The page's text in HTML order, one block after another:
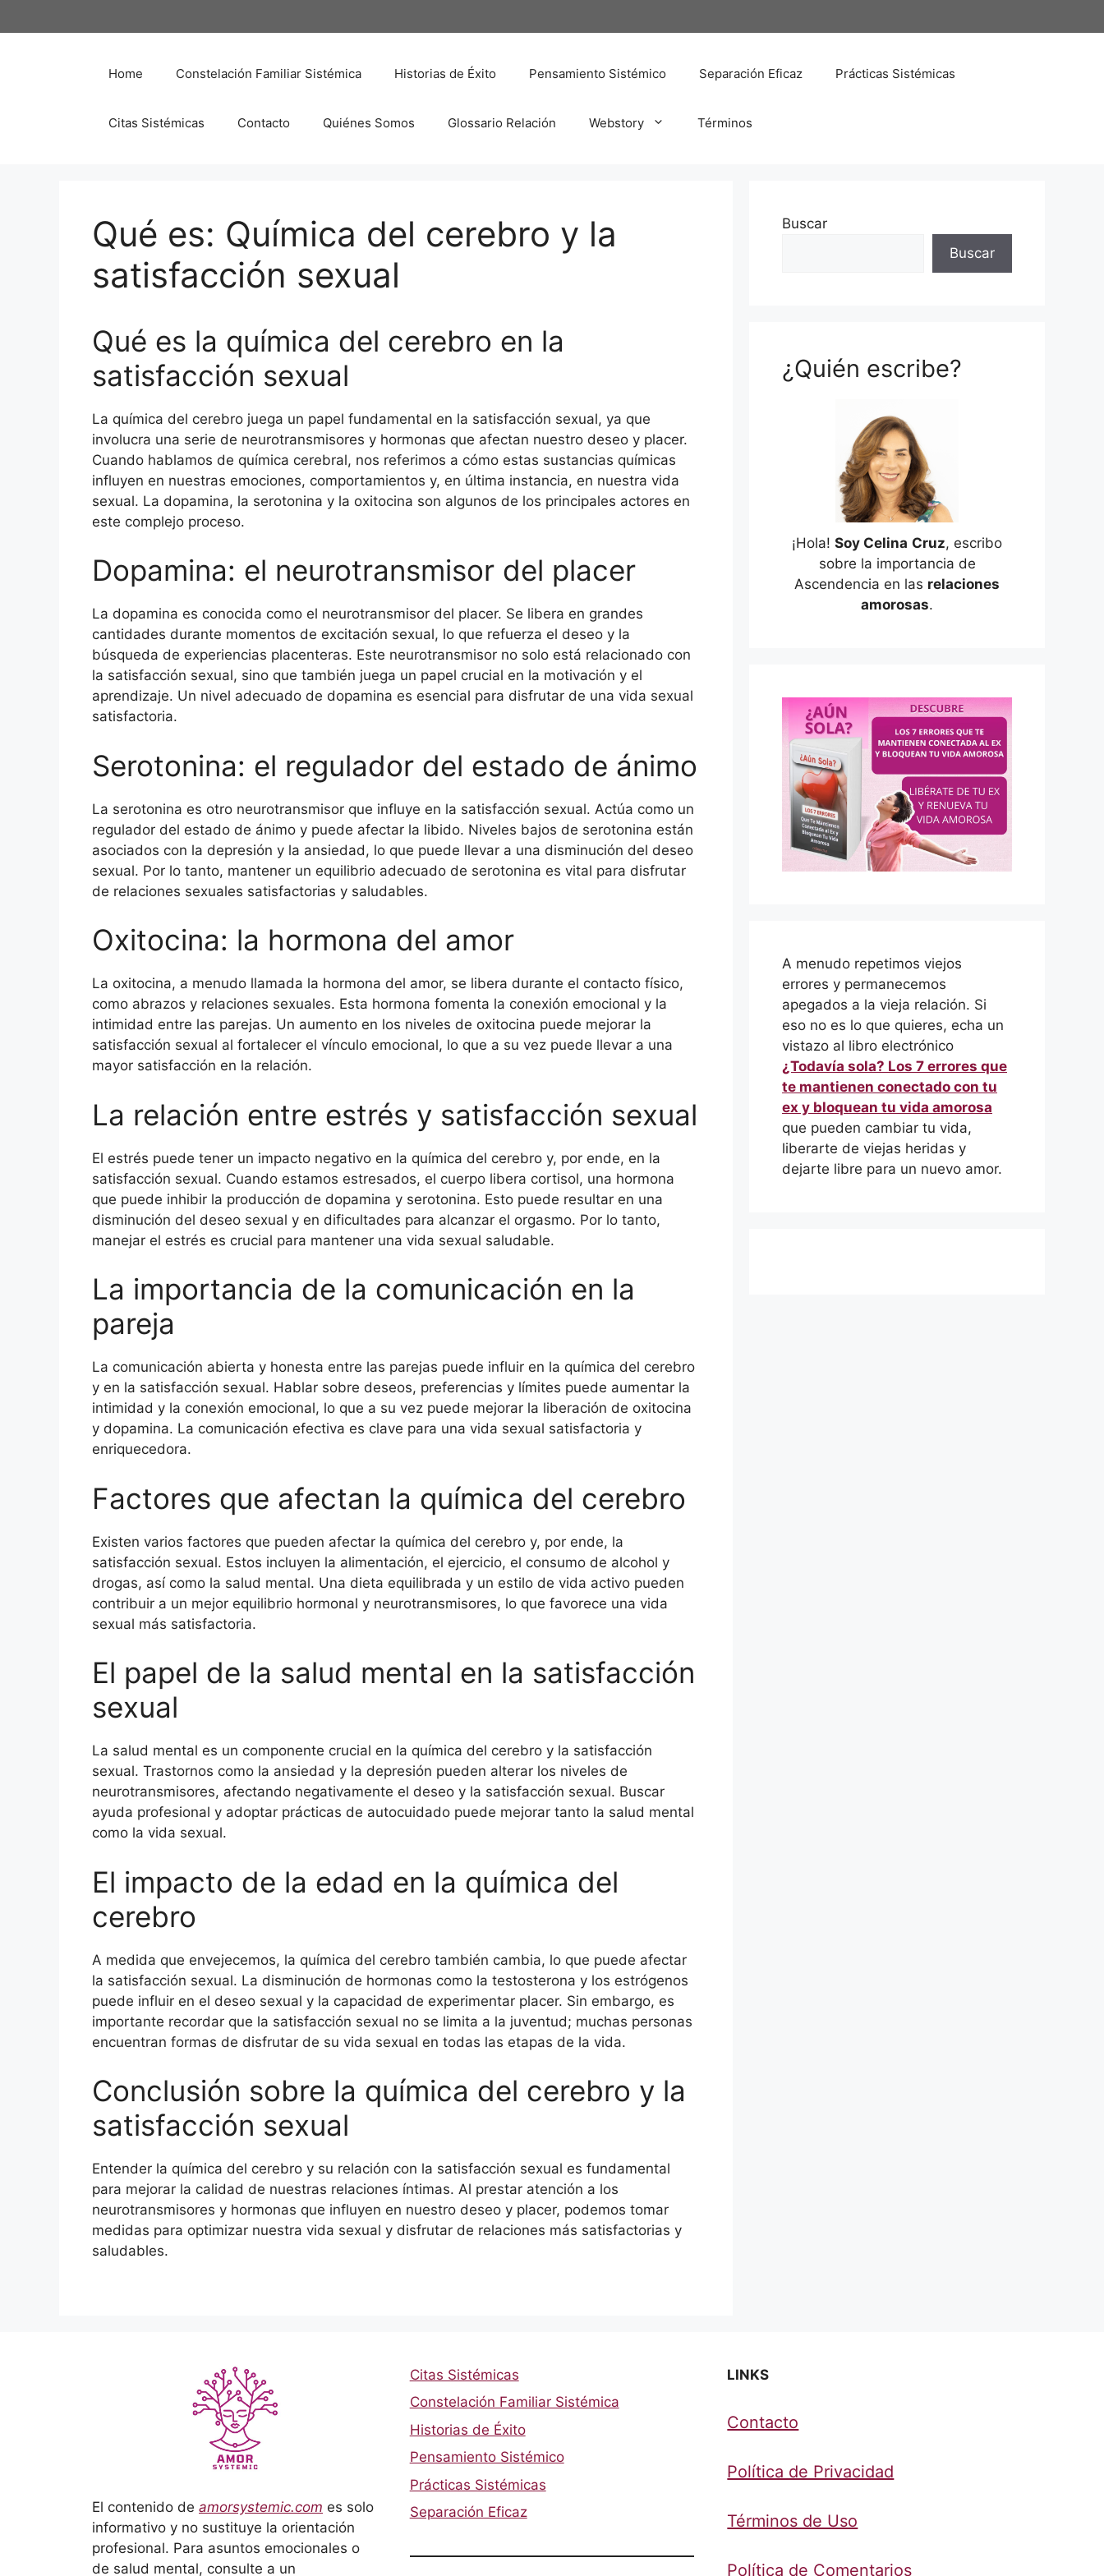
al
Home Constelación Familiar Sistémica Historias de Éxito Pensamiento Sistémico Separación Eficaz Prácticas Sistémicas
Citas Sistémicas Contacto Quiénes Somos Glossario Relación Webstory Términos
Qué es: Química del cerebro y la
satisfacción sexual
Qué es la química del cerebro en la
satisfacción sexual
La química del cerebro juega un papel fundamental en la satisfacción sexual, ya que
involucra una serie de neurotransmisores y hormonas que afectan nuestro deseo y placer.
Cuando hablamos de química cerebral, nos referimos a cómo estas sustancias químicas
influyen en nuestras emociones, comportamientos y, en última instancia, en nuestra vida
sexual. La dopamina, la serotonina y la oxitocina son algunos de los principales actores en
este complejo proceso.
Dopamina: el neurotransmisor del placer
La dopamina es conocida como el neurotransmisor del placer. Se libera en grandes
cantidades durante momentos de excitación sexual, lo que refuerza el deseo y la
búsqueda de experiencias placenteras. Este neurotransmisor no solo está relacionado con
la satisfacción sexual, sino que también juega un papel crucial en la motivación y el
aprendizaje. Un nivel adecuado de dopamina es esencial para disfrutar de una vida sexual
satisfactoria.
Serotonina: el regulador del estado de ánimo
La serotonina es otro neurotransmisor que influye en la satisfacción sexual. Actúa como un
regulador del estado de ánimo y puede afectar la libido. Niveles bajos de serotonina están
asociados con la depresión y la ansiedad, lo que puede llevar a una disminución del deseo
sexual. Por lo tanto, mantener un equilibrio adecuado de serotonina es vital para disfrutar
de relaciones sexuales satisfactorias y saludables.
Oxitocina: la hormona del amor
La oxitocina, a menudo llamada la hormona del amor, se libera durante el contacto físico,
como abrazos y relaciones sexuales. Esta hormona fomenta la conexión emocional y la
intimidad entre las parejas. Un aumento en los niveles de oxitocina puede mejorar la
satisfacción sexual al fortalecer el vínculo emocional, lo que a su vez puede llevar a una
mayor satisfacción en la relación.
La relación entre estrés y satisfacción sexual
El estrés puede tener un impacto negativo en la química del cerebro y, por ende, en la
satisfacción sexual. Cuando estamos estresados, el cuerpo libera cortisol, una hormona
que puede inhibir la producción de dopamina y serotonina. Esto puede resultar en una
disminución del deseo sexual y en dificultades para alcanzar el orgasmo. Por lo tanto,
manejar el estrés es crucial para mantener una vida sexual saludable.
La importancia de la comunicación en la
pareja
La comunicación abierta y honesta entre las parejas puede influir en la química del cerebro
y en la satisfacción sexual. Hablar sobre deseos, preferencias y límites puede aumentar la
intimidad y la conexión emocional, lo que a su vez puede mejorar la liberación de oxitocina
y dopamina. La comunicación efectiva es clave para una vida sexual satisfactoria y
enriquecedora.
Factores que afectan la química del cerebro
Existen varios factores que pueden afectar la química del cerebro y, por ende, la
satisfacción sexual. Estos incluyen la alimentación, el ejercicio, el consumo de alcohol y
drogas, así como la salud mental. Una dieta equilibrada y un estilo de vida activo pueden
contribuir a un mejor equilibrio hormonal y neurotransmisores, lo que favorece una vida
sexual más satisfactoria.
El papel de la salud mental en la satisfacción
sexual
La salud mental es un componente crucial en la química del cerebro y la satisfacción
sexual. Trastornos como la ansiedad y la depresión pueden alterar los niveles de
neurotransmisores, afectando negativamente el deseo y la satisfacción sexual. Buscar
ayuda profesional y adoptar prácticas de autocuidado puede mejorar tanto la salud mental
como la vida sexual.
El impacto de la edad en la química del
cerebro
A medida que envejecemos, la química del cerebro también cambia, lo que puede afectar
la satisfacción sexual. La disminución de hormonas como la testosterona y los estrógenos
puede influir en el deseo sexual y la capacidad de experimentar placer. Sin embargo, es
importante recordar que la satisfacción sexual no se limita a la juventud; muchas personas
encuentran formas de disfrutar de su vida sexual en todas las etapas de la vida.
Conclusión sobre la química del cerebro y la
satisfacción sexual
Entender la química del cerebro y su relación con la satisfacción sexual es fundamental
para mejorar la calidad de nuestras relaciones íntimas. Al prestar atención a los
neurotransmisores y hormonas que influyen en nuestro deseo y placer, podemos tomar
medidas para optimizar nuestra vida sexual y disfrutar de relaciones más satisfactorias y
saludables.
Buscar
Buscar
¿Quién escribe?
¡Hola! Soy Celina Cruz, escribo
sobre la importancia de
Ascendencia en las relaciones
amorosas.
A menudo repetimos viejos
errores y permanecemos
apegados a la vieja relación. Si
eso no es lo que quieres, echa un
vistazo al libro electrónico
¿Todavía sola? Los 7 errores que
te mantienen conectado con tu
ex y bloquean tu vida amorosa
que pueden cambiar tu vida,
liberarte de viejas heridas y
dejarte libre para un nuevo amor.
El contenido de amorsystemic.com es solo
informativo y no sustituye la orientación
profesional. Para asuntos emocionales o
de salud mental, consulte a un
Citas Sistémicas
Constelación Familiar Sistémica
Historias de Éxito
Pensamiento Sistémico
Prácticas Sistémicas
Separación Eficaz
LINKS
Contacto
Política de Privacidad
Términos de Uso
Política de Comentarios